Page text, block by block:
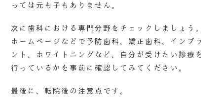
っては元も子もありません。
次に歯科における専門分野をチェックしましょう。
ホームページなどで予防歯科、矯正歯科、インプラ
ント、ホワイトニングなど、自分が受けたい診療を
行っているかを事前に確認してみてください。
最後に、転院後の注意点です。